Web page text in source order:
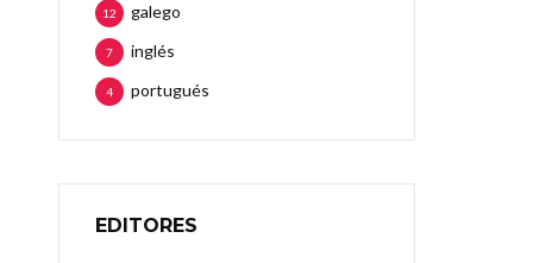
galego
12
inglés
7
portugués
4
EDITORES